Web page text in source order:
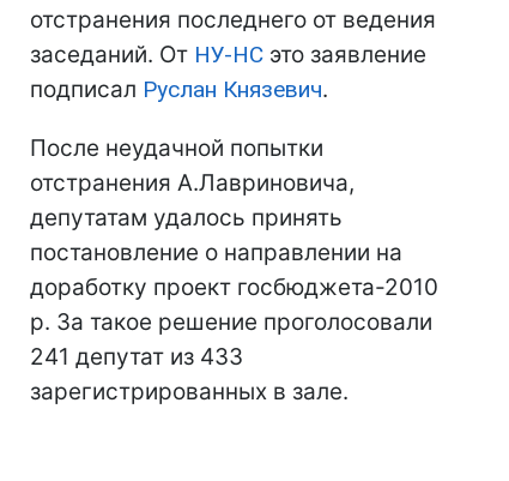
отстранения последнего от ведения
заседаний. От НУ-НС это заявление
подписал Руслан Князевич.
После неудачной попытки
отстранения А.Лавриновича,
депутатам удалось принять
постановление о направлении на
доработку проект госбюджета-2010
р. За такое решение проголосовали
241 депутат из 433
зарегистрированных в зале.